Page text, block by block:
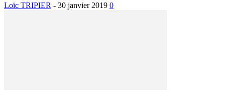
Loïc TRIPIER - 30 janvier 2019 0